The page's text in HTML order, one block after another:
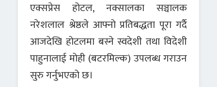
एक्सप्रेस होटल, नक्सालका सञ्चालक
नरेशलाल श्रेष्ठले आफ्नो प्रतिबद्धता पूरा गर्दै
आजदेखि होटलमा बस्ने स्वदेशी तथा विदेशी
पाहुनालाई मोही (बटरमिल्क) उपलब्ध गराउन
सुरु गर्नुभएको छ।